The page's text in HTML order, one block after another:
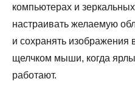
компьютерах и
настраивать желаемую
и сохранять
щелчком мыши, когда
работают.